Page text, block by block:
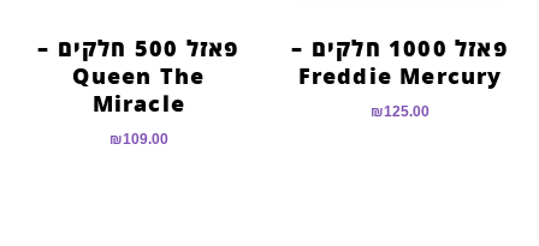
פאזל 1000 חלקים –
Freddie Mercury
₪125.00
פאזל 500 חלקים –
Queen The
Miracle
₪109.00